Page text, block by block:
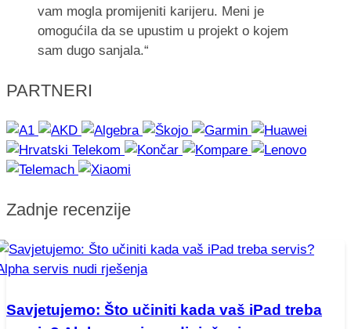
vam mogla promijeniti karijeru. Meni je
omogućila da se upustim u projekt o kojem
sam dugo sanjala.“
PARTNERI
Zadnje recenzije
Savjetujemo: Što učiniti kada vaš iPad treba